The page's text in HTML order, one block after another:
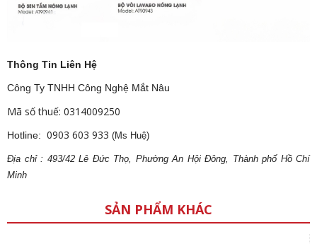
Thông Tin Liên Hệ
Công Ty TNHH Công Nghệ Mắt Nâu
Mã số thuế: 0314009250
Hotline: 0903 603 933 (Ms Huệ)
Địa chỉ : 493/42 Lê Đức Thọ, Phường An Hội Đông, Thành phố Hồ Chí
Minh
SẢN PHẨM KHÁC